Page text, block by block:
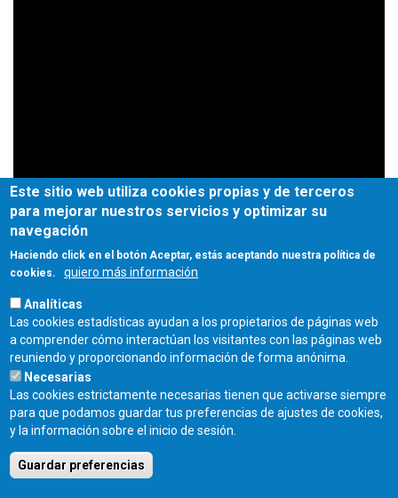
Fecha de publicación:
Jueves, 26 Mayo, 2022
Este sitio web utiliza cookies propias y de terceros
para mejorar nuestros servicios y optimizar su
navegación
Haciendo click en el botón Aceptar, estás aceptando nuestra política de
cookies.
quiero más información
Analíticas
Las cookies estadísticas ayudan a los propietarios de páginas web
a comprender cómo interactúan los visitantes con las páginas web
reuniendo y proporcionando información de forma anónima.
Necesarias
Las cookies estrictamente necesarias tienen que activarse siempre
para que podamos guardar tus preferencias de ajustes de cookies,
y la información sobre el inicio de sesión.
Guardar preferencias